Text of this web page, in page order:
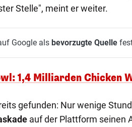
Stelle", meint er weiter.
Google als bevorzugte Quelle
1,4 Milliarden Chicken
gefunden: Nur wenige
auf der Plattform seinen